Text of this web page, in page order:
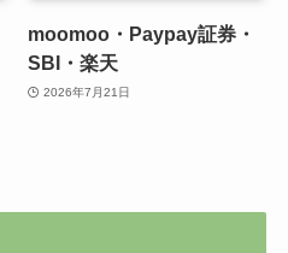
moomoo・Paypay証券・
SBI・楽天
2026年7月21日